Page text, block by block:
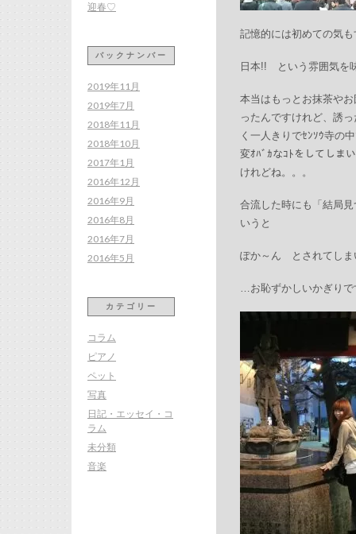
記憶的には初めての気
日本!! という雰囲気を
本当はもっとお抹茶や
ったんですけれど、誘
く一人きりでｾﾝｿｳ寺の
変ｵﾊﾞｶなｺﾄをしてしま
けれどね。。。
合流した時にも「結局
いうと
ぽか～ん とされてしま
…お恥ずかしいかぎりで
迎春♡
バックナンバー
2019年11月
2019年7月
2018年11月
2018年10月
2017年1月
2016年12月
2016年9月
2016年8月
2016年7月
2016年5月
カテゴリー
コラム
ピアノ
ペット
写真
日記・エッセイ・コ
ラム
未分類
音楽